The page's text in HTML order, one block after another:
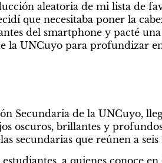
aleatoria de mi lista de
que necesitaba poner la
del smartphone y pacté
la UNCuyo para profundizar
Secundaria de la UNCuyo,
oscuros, brillantes y
secundarias que reúnen a